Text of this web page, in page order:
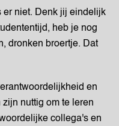
er niet. Denk jij eindelijk
heb je nog
dronken broertje. Dat
en
nuttig om te leren
collega's en